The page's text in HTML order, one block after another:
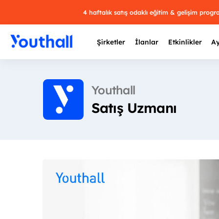
4 haftalık satış odaklı eğitim & gelişim
Şirketler İlanlar Etkinlikler
Youthall
Satış Uzmanı